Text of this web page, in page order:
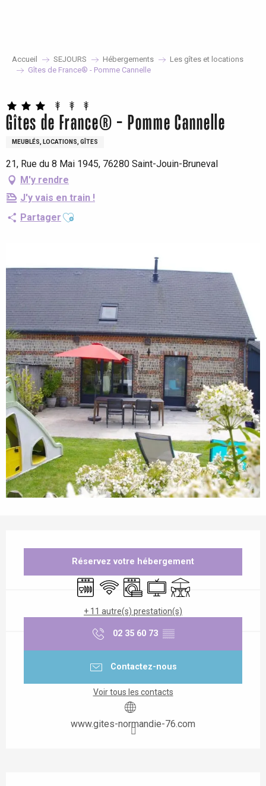
Accueil SEJOURS Hébergements
Les gîtes et locations
Gîtes de France® - Pomme Cannelle
Gîtes de France® - Pomme Cannelle
MEUBLÉS, LOCATIONS, GÎTES
21, Rue du 8 Mai 1945, 76280 Saint-Jouin-Bruneval
M'y rendre
J'y vais en train !
Partager Ajouter aux favoris
Réservez votre hébergement
Lave vaisselle
WiFi Lave lingeTélévision
Terrasse
+ 11 autre(s) prestation(s)
02 35 60 73 ▒▒
Contactez-nous
Voir tous les contacts
www.gites-normandie-76.com